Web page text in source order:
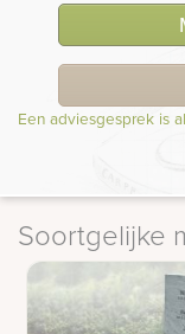
Een adviesgesprek is
Soortgelijke